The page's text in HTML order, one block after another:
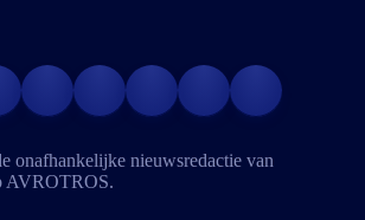
onafhankelijke nieuwsredactie van
AVROTROS.